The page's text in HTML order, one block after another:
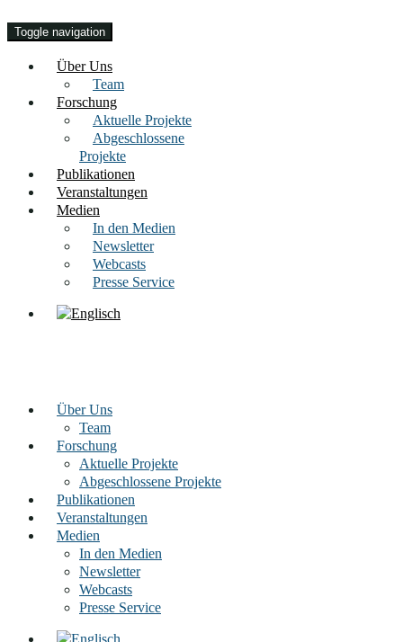
Toggle navigation
Über Uns
Team
Forschung
Aktuelle Projekte
Abgeschlossene
Projekte
Publikationen
Veranstaltungen
Medien
In den Medien
Newsletter
Webcasts
Presse Service
Über Uns
Team
Forschung
Aktuelle Projekte
Abgeschlossene Projekte
Publikationen
Veranstaltungen
Medien
In den Medien
Newsletter
Webcasts
Presse Service